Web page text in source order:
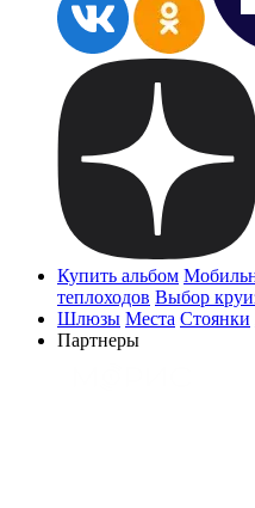
Купить альбом
теплоходов Выбор
Шлюзы Места Стоянки
Партнеры